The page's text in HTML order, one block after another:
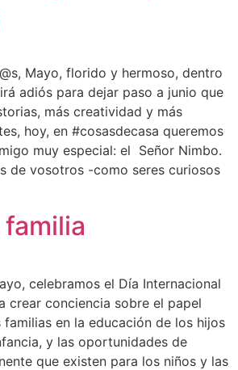
Mayo, florido y hermoso, dentro
adiós para dejar paso a junio que
más creatividad y más
hoy, en #cosasdecasa queremos
muy especial: el Señor Nimbo.
de vosotros -como seres curiosos
celebramos el Día Internacional
crear conciencia sobre el papel
en la educación de los hijos
y las oportunidades de
que existen para los niños y las